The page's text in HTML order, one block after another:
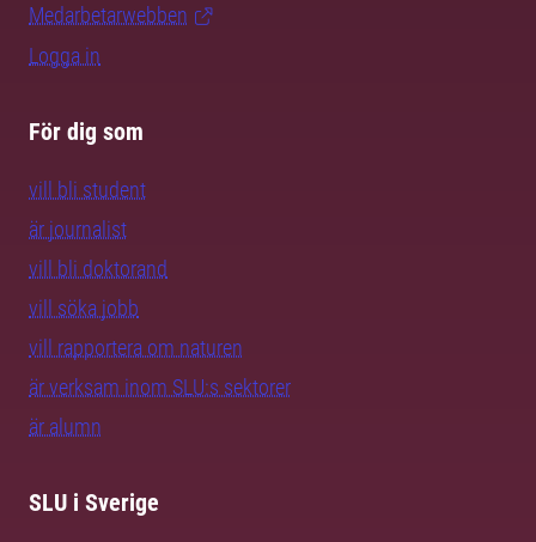
Medarbetarwebben
Logga in
För dig som
vill bli student
är journalist
vill bli doktorand
vill söka jobb
vill rapportera om naturen
är verksam inom SLU:s sektorer
är alumn
SLU i Sverige